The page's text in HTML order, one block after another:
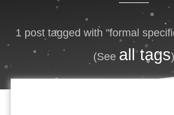
1 post tagged with "formal
(See all tags)